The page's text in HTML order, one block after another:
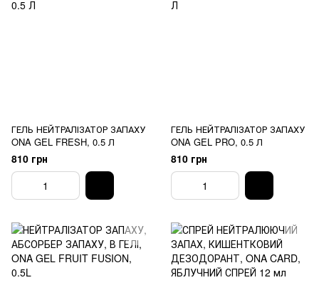
ГЕЛЬ НЕЙТРАЛІЗАТОР ЗАПАХУ
ONA GEL FRESH, 0.5 Л
810 грн
ГЕЛЬ НЕЙТРАЛІЗАТОР ЗАПАХУ
ONA GEL PRO, 0.5 Л
810 грн